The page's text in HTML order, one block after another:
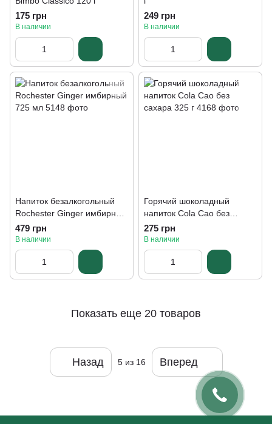
175 грн
В наличии
249 грн
В наличии
Напиток безалкогольный
Rochester Ginger имбирный
725 мл
479 грн
В наличии
Горячий шоколадный
напиток Cola Cao без
сахара 325 г
275 грн
В наличии
Показать еще 20 товаров
Назад 5из 16 Вперед